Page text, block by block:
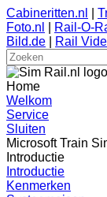
Cabineritten.nl
Foto.nl
Rail-O-
Bild.de
Rail
Home
Welkom
Service
Sluiten
Microsoft Train
Introductie
Introductie
Kenmerken